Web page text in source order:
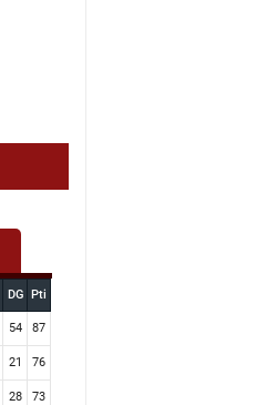
DG Pti
54 87
21 76
28 73